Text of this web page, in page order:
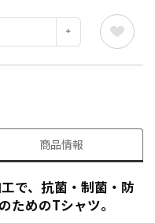
商品情報
で、抗菌・制菌・防
ためのTシャツ。